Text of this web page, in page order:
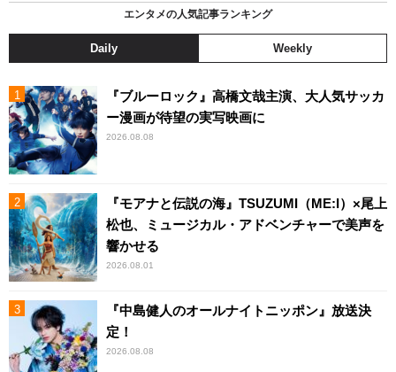
エンタメの人気記事ランキング
Daily Weekly
『ブルーロック』高橋文哉主演、大人気サッカ
ー漫画が待望の実写映画に
2026.08.08
『モアナと伝説の海』TSUZUMI（ME:I）×尾上
松也、ミュージカル・アドベンチャーで美声を
響かせる
2026.08.01
『中島健人のオールナイトニッポン』放送決
定！
2026.08.08